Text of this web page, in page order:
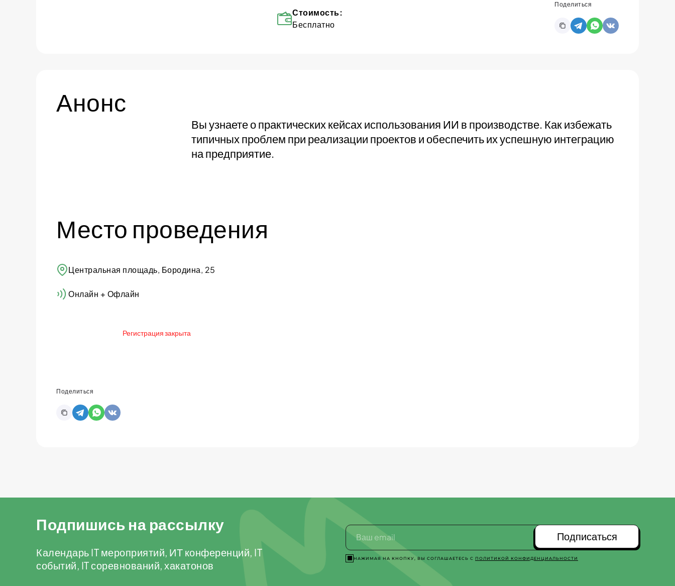
Стоимость:
Бесплатно
Поделиться
Анонс
Вы узнаете о практических кейсах использования ИИ в производстве. Как избежать
типичных проблем при реализации проектов и обеспечить их успешную интеграцию
на предприятие.
Место проведения
​Центральная площадь, Бородина, 25
Онлайн + Офлайн
Регистрация закрыта
Поделиться
Подпишись на рассылку
Календарь IT мероприятий, ИТ конференций, IT
событий, IT соревнований, хакатонов
Подписаться
НАЖИМАЯ НА КНОПКУ, ВЫ СОГЛАШАЕТЕСЬ С ПОЛИТИКОЙ КОНФИДЕНЦИАЛЬНОСТИ